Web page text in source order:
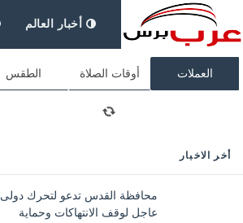
أخبار العالم
العملات أوقات الصلاة الطقس
أخر الاخبار
محافظة القدس تدعو لتحرك دولى
عاجل لوقف الانتهاكات وحماية